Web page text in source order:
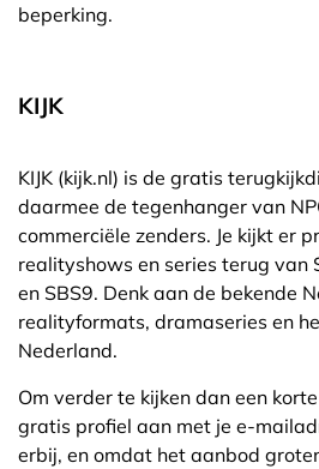
beperking.
KIJK
KIJK (kijk.nl) is de gratis
daarmee de tegenhanger van
commerciële zenders. Je kijkt er
realityshows en series terug van
en SBS9. Denk aan de bekende
realityformats, dramaseries en
Nederland.
Om verder te kijken dan een
gratis profiel aan met je e-
erbij, en omdat het aanbod